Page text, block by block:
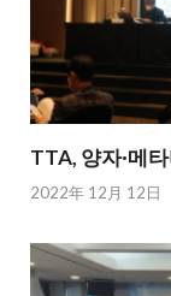
TTA, 양자·메
2022年 12月 12日